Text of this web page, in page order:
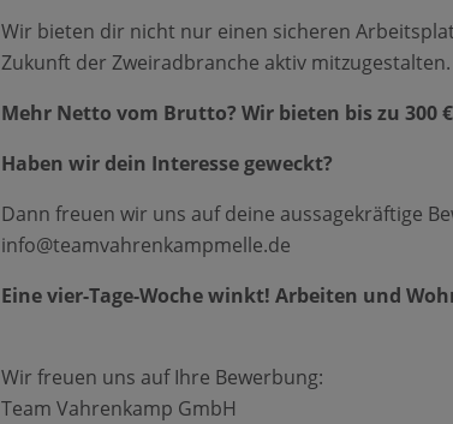
Wir bieten dir nicht nur einen sicheren
Zukunft der Zweiradbranche aktiv mitzugestalten.
Mehr Netto vom Brutto? Wir bieten bis zu
Haben wir dein Interesse geweckt?
Dann freuen wir uns auf deine aussagekräftige
info@teamvahrenkampmelle.de
Eine vier-Tage-Woche winkt! Arbeiten und
Wir freuen uns auf Ihre Bewerbung:
Team Vahrenkamp GmbH